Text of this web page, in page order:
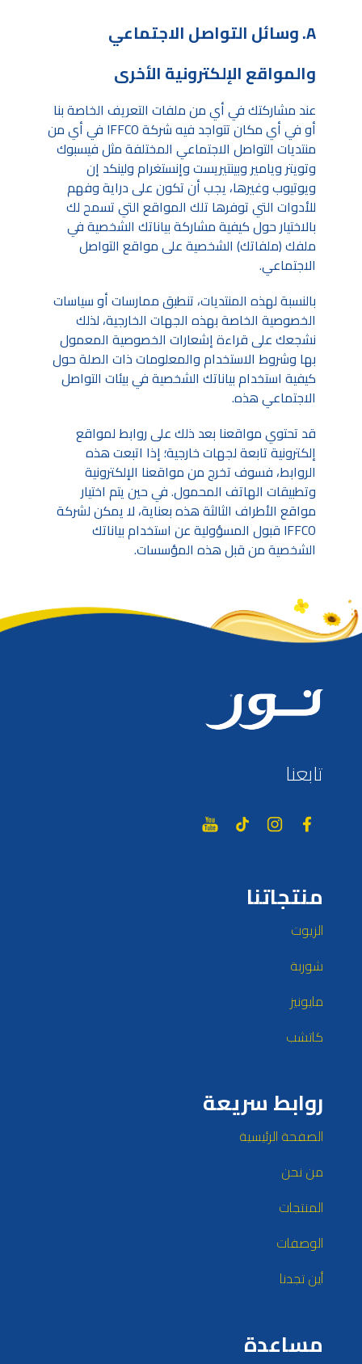
A. وسائل التواصل الاجتماعي
والمواقع الإلكترونية الأخرى
عند مشاركتك في أي من ملفات التعريف الخاصة بنا
أو في أي مكان تتواجد فيه شركة IFFCO في أي من
منتديات التواصل الاجتماعي المختلفة مثل فيسبوك
وتويتر ويامير وبينتيريست وإنستغرام ولينكد إن
ويوتيوب وغيرها، يجب أن تكون على دراية وفهم
للأدوات التي توفرها تلك المواقع التي تسمح لك
بالاختيار حول كيفية مشاركة بياناتك الشخصية في
ملفك (ملفاتك) الشخصية على مواقع التواصل
الاجتماعي.
بالنسبة لهذه المنتديات، تنطبق ممارسات أو سياسات
الخصوصية الخاصة بهذه الجهات الخارجية، لذلك
نشجعك على قراءة إشعارات الخصوصية المعمول
بها وشروط الاستخدام والمعلومات ذات الصلة حول
كيفية استخدام بياناتك الشخصية في بيئات التواصل
الاجتماعي هذه.
قد تحتوي مواقعنا بعد ذلك على روابط لمواقع
إلكترونية تابعة لجهات خارجية؛ إذا اتبعت هذه
الروابط، فسوف تخرج من مواقعنا الإلكترونية
وتطبيقات الهاتف المحمول. في حين يتم اختيار
مواقع الأطراف الثالثة هذه بعناية، لا يمكن لشركة
IFFCO قبول المسؤولية عن استخدام بياناتك
الشخصية من قبل هذه المؤسسات.
تابعنا
منتجاتنا
الزيوت
شوربة
مايونيز
كاتشب
روابط سريعة
الصفحة الرئيسية
من نحن
المنتجات
الوصفات
أين تجدنا
مساعدة